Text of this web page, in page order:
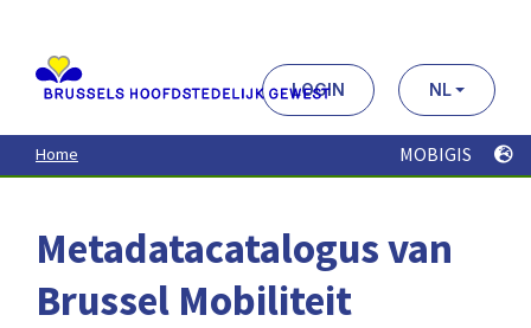
contenu
principal
LOGIN NL
Home MOBIGIS
Metadatacatalogus van
Brussel Mobiliteit